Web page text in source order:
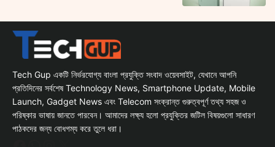
Tech Gup একটি নির্ভরযোগ্য বাংলা প্রযুক্তি সংবাদ ওয়েবসাইট, যেখানে আপনি
প্রতিদিনের সর্বশেষ Technology News, Smartphone Update, Mobile
Launch, Gadget News এবং Telecom সংক্রান্ত গুরুত্বপূর্ণ তথ্য সহজ ও
পরিষ্কার ভাষায় জানতে পারবেন। আমাদের লক্ষ্য হলো প্রযুক্তির জটিল বিষয়গুলো সাধারণ
পাঠকদের জন্য বোধগম্য করে তুলে ধরা।